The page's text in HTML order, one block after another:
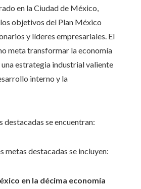
en la Ciudad de México,
objetivos del Plan México
y líderes empresariales. El
meta transformar la economía
una estrategia industrial valiente
interno y la
destacadas se encuentran:
metas destacadas se incluyen:
en la décima economía